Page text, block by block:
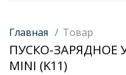
Главная / Товар
ПУСКО-ЗАРЯДНОЕ
MINI (K11)